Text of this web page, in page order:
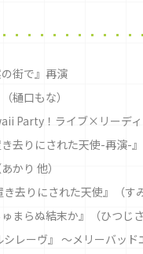
街で』再演
樋口もな）
Party！ライブ×リーディ
去りにされた天使-再演-』
かり 他）
去りにされた天使』（すみ
まらぬ結末か』（ひつじさ
レーヴ』 〜メリーバッド